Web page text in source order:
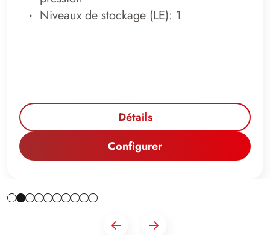
Niveaux de stockage (LE): 1
Détails
Configurer